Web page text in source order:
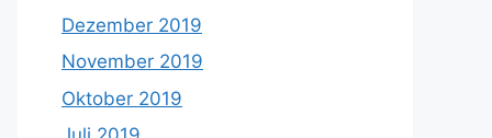
Dezember 2019
November 2019
Oktober 2019